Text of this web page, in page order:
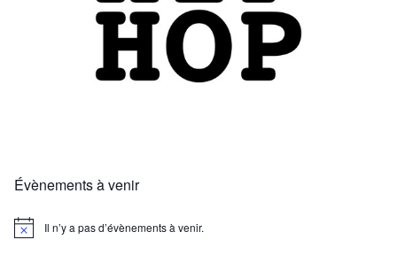
Évènements à venir
N
Il n’y a pas d’évènements à venir.